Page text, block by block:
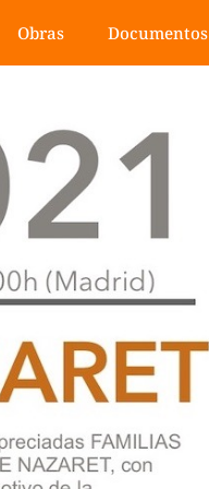
Obras Documentos